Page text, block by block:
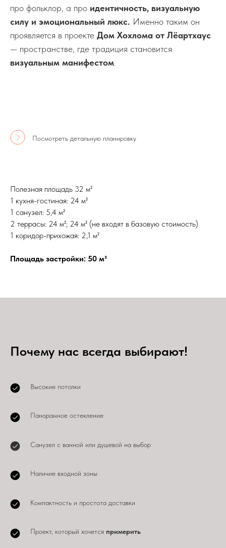
про фольклор, а про идентичность, визуальную
силу и эмоциональный люкс. Именно таким он
проявляется в проекте Дом Хохлома от Лёартхаус
— пространстве, где традиция становится
визуальным манифестом
Посмотреть детальную планировку
Полезная площадь 32 м²
1 кухня-гостиная: 24 м²
1 санузел: 5,4 м²
2 террасы: 24 м²; 24 м² (не входят в базовую стоимость)
1 коридор-прихожая: 2,1 м²
Площадь застройки: 50 м²
Почему нас всегда выбирают!
Высокие потолки
Панорамное остекление
Санузел с ванной или душевой на выбор
Наличие входной зоны
Компактность и простота доставки
Проект, который хочется примерить